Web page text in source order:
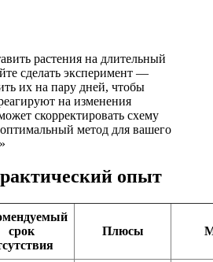
растения на длительный
сделать эксперимент —
их на пару дней, чтобы
на изменения
скорректировать схему
метод для вашего
опыт
срок
Плюсы